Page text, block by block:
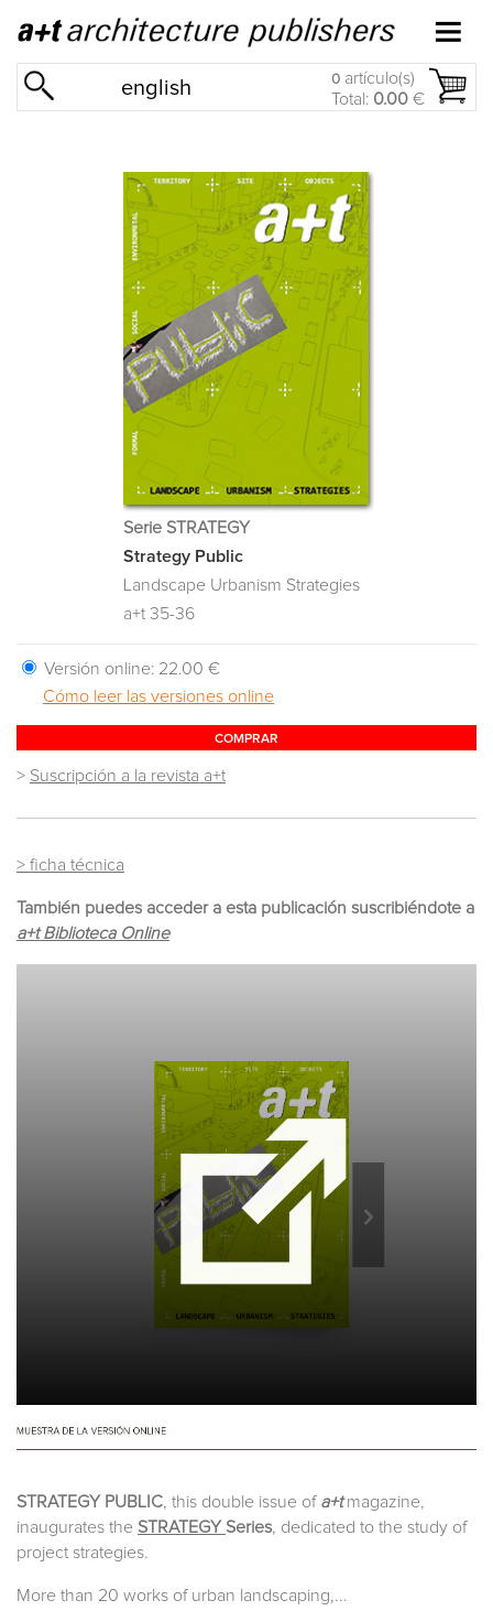
english 0 artículo(s)
Total: 0.00 €
Serie STRATEGY
Strategy Public
Landscape Urbanism Strategies
a+t 35-36
Versión online: 22.00 €
Cómo leer las versiones online
COMPRAR
> Suscripción a la revista a+t
> ficha técnica
También puedes acceder a esta publicación suscribiéndote a
a+t Biblioteca Online
STRATEGY PUBLIC, this double issue of a+tmagazine,
inaugurates the STRATEGY Series, dedicated to the study of
project strategies.
More than 20 works of urban landscaping,...